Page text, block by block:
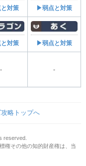
対策 ▶弱点と対策
対策 ▶弱点と対策
- -
略トップへ
reserved.
権その他の知的財産権は、当